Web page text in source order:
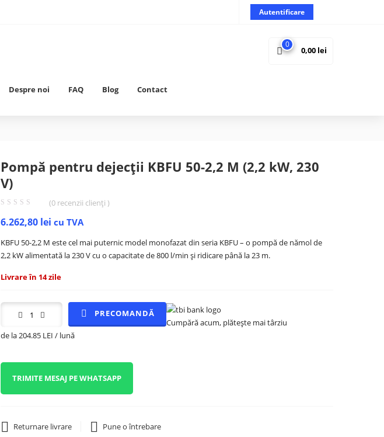
Autentificare
0
0,00 lei
Despre noi FAQ Blog Contact
Pompă pentru dejecții KBFU 50-2,2 M (2,2 kW, 230
V)
(0 recenzii clienți )
6.262,80 lei cu TVA
KBFU 50-2,2 M este cel mai puternic model monofazat din seria KBFU – o pompă de nămol de
2,2 kW alimentată la 230 V cu o capacitate de 800 l/min și ridicare până la 23 m.
Livrare în 14 zile
PRECOMANDĂ
Cumpără acum, plătește mai târziu
de la 204.85 LEI / lună
TRIMITE MESAJ PE WHATSAPP
Returnare livrare Pune o întrebare